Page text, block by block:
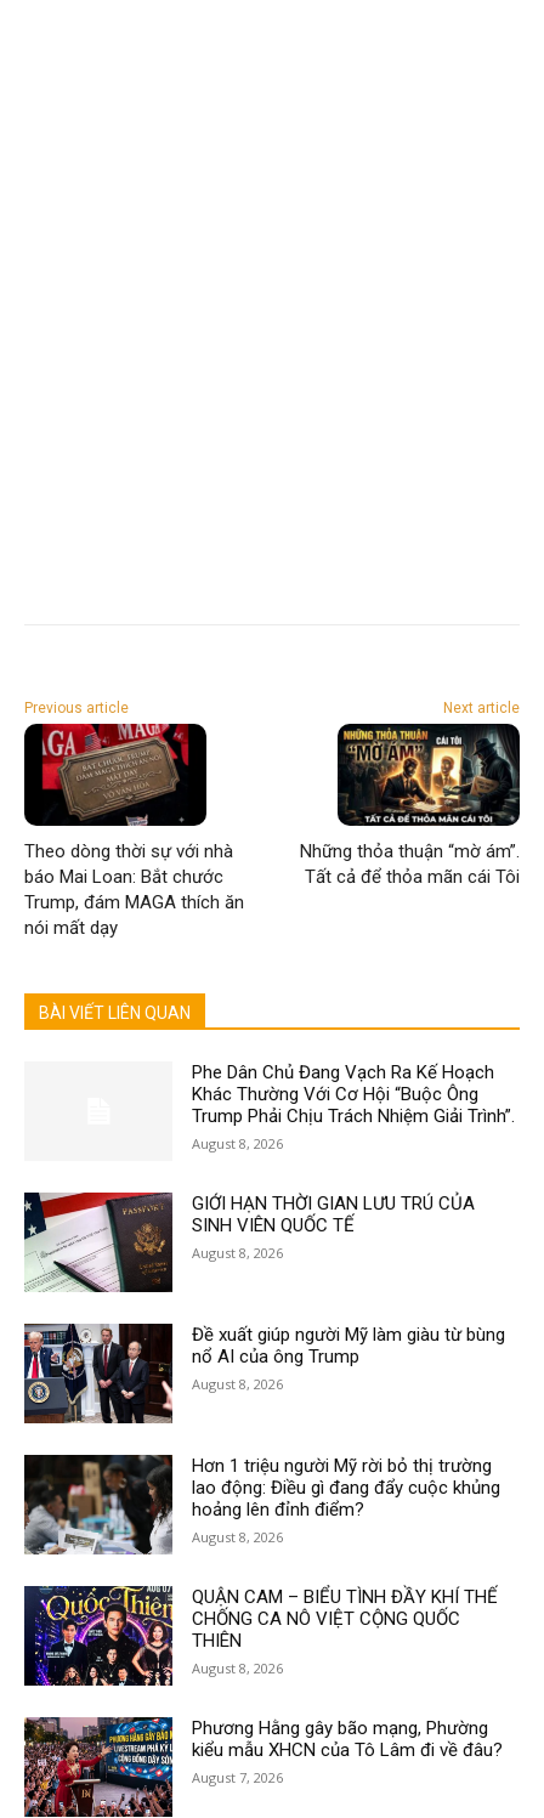
Previous article
Theo dòng thời sự với nhà
báo Mai Loan: Bắt chước
Trump, đám MAGA thích ăn
nói mất dạy
Next article
Những thỏa thuận “mờ ám”.
Tất cả để thỏa mãn cái Tôi
BÀI VIẾT LIÊN QUAN
Phe Dân Chủ Đang Vạch Ra Kế Hoạch
Khác Thường Với Cơ Hội “Buộc Ông
Trump Phải Chịu Trách Nhiệm Giải Trình”.
August 8, 2026
GIỚI HẠN THỜI GIAN LƯU TRÚ CỦA
SINH VIÊN QUỐC TẾ
August 8, 2026
Đề xuất giúp người Mỹ làm giàu từ bùng
nổ AI của ông Trump
August 8, 2026
Hơn 1 triệu người Mỹ rời bỏ thị trường
lao động: Điều gì đang đẩy cuộc khủng
hoảng lên đỉnh điểm?
August 8, 2026
QUẬN CAM – BIỂU TÌNH ĐẦY KHÍ THẾ
CHỐNG CA NÔ VIỆT CỘNG QUỐC
THIÊN
August 8, 2026
Phương Hằng gây bão mạng, Phường
kiểu mẫu XHCN của Tô Lâm đi về đâu?
August 7, 2026